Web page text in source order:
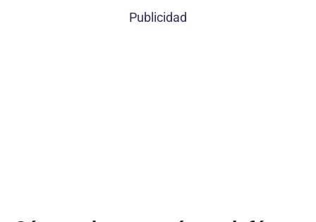
Publicidad